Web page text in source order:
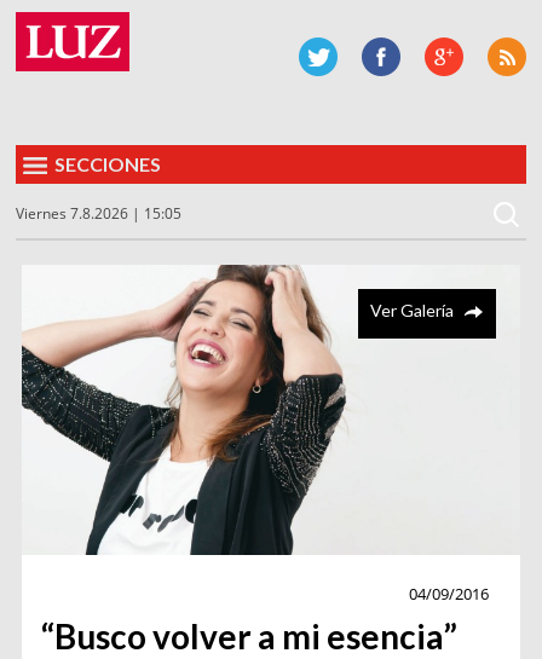
SECCIONES
Viernes 7.8.2026 | 15:05
Ver Galería
04/09/2016
“Busco volver a mi esencia”